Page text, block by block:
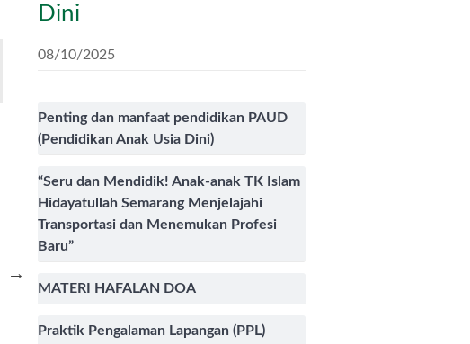
Dini
08/10/2025
Penting dan manfaat pendidikan PAUD
(Pendidikan Anak Usia Dini)
“Seru dan Mendidik! Anak-anak TK Islam
Hidayatullah Semarang Menjelajahi
Transportasi dan Menemukan Profesi
Baru”
MATERI HAFALAN DOA
Praktik Pengalaman Lapangan (PPL)